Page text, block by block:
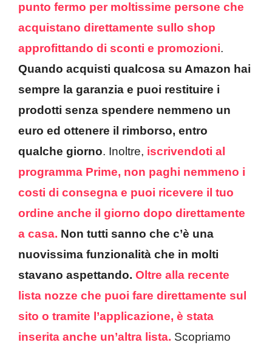
punto fermo per moltissime persone che
acquistano direttamente sullo shop
approfittando di sconti e promozioni.
Quando acquisti qualcosa su Amazon hai
sempre la garanzia e puoi restituire i
prodotti senza spendere nemmeno un
euro ed ottenere il rimborso, entro
qualche giorno. Inoltre, iscrivendoti al
programma Prime, non paghi nemmeno i
costi di consegna e puoi ricevere il tuo
ordine anche il giorno dopo direttamente
a casa. Non tutti sanno che c’è una
nuovissima funzionalità che in molti
stavano aspettando. Oltre alla recente
lista nozze che puoi fare direttamente sul
sito o tramite l’applicazione, è stata
inserita anche un’altra lista. Scopriamo